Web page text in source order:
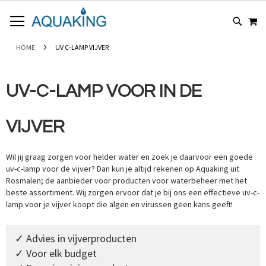
NAAR
DE
HOME UV C-LAMP VIJVER
UV-C-LAMP VOOR IN DE
VIJVER
Wil jij graag zorgen voor helder water en zoek je daarvoor een goede
uv-c-lamp voor de vijver? Dan kun je altijd rekenen op Aquaking uit
Rosmalen; de aanbieder voor producten voor waterbeheer met het
beste assortiment. Wij zorgen ervoor dat je bij ons een effectieve uv-c-
lamp voor je vijver koopt die algen en virussen geen kans geeft!
✓ Advies in vijverproducten
✓ Voor elk budget